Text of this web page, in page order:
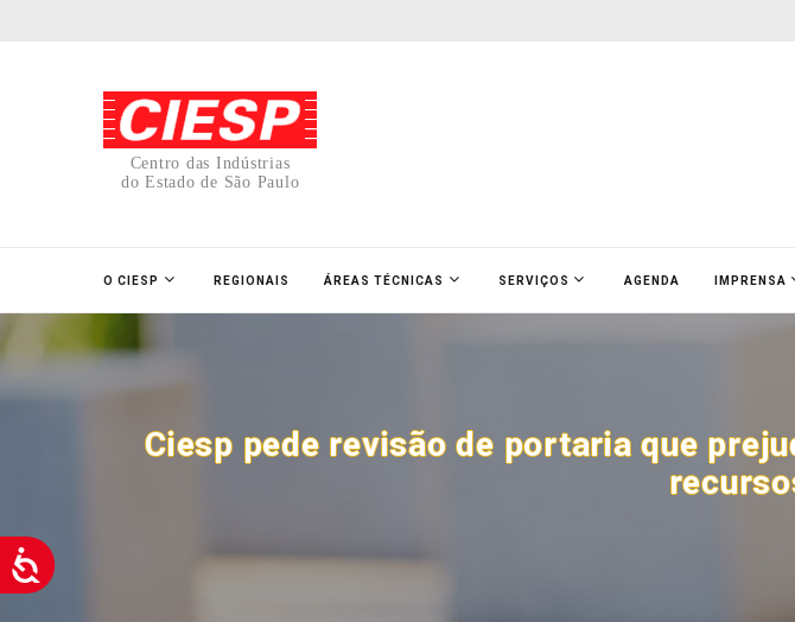
Centro das Indústrias
do Estado de São Paulo
O CIESP REGIONAIS ÁREAS TÉCNICAS SERVIÇOS AGENDA IMPRENSA
Ciesp pede revisão de portaria que